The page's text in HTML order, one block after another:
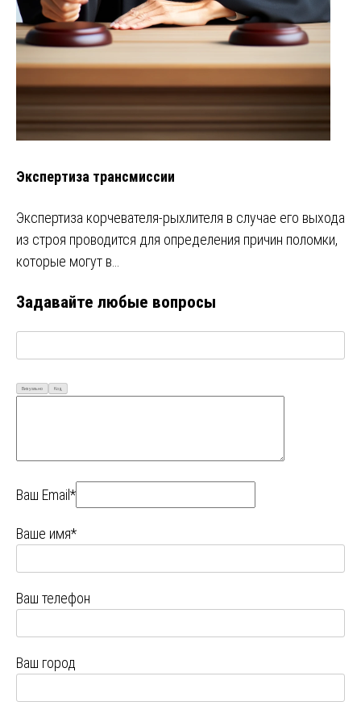
Экспертиза трансмиссии
Экспертиза корчевателя-рыхлителя в случае его выхода
из строя проводится для определения причин поломки,
которые могут в…
Задавайте любые вопросы
Визуально Код
Ваш Email*
Ваше имя*
Ваш телефон
Ваш город